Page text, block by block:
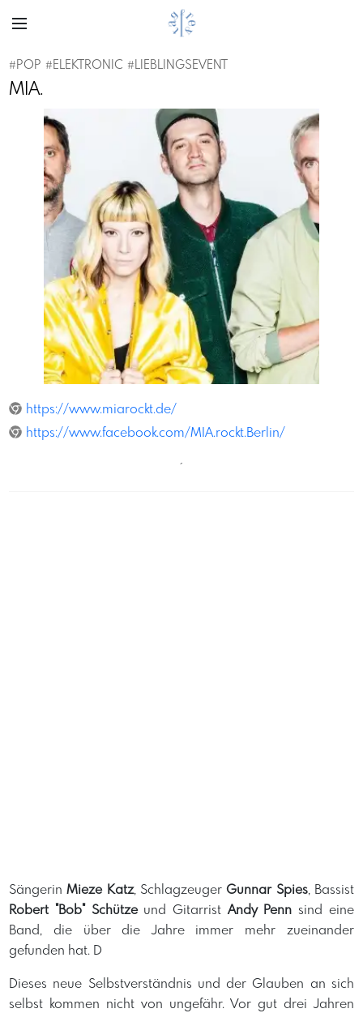
#POP #ELEKTRONIC #LIEBLINGSEVENT
MIA.
Previous Next
https://www.miarockt.de/
https://www.facebook.com/MIA.rockt.Berlin/
´
SängerinMieze Katz, SchlagzeugerGunnar Spies, Bassist
Robert "Bob" Schützeund Gitarrist Andy Penn sind eine
Band, die über die Jahre immer mehr zueinander
gefunden hat. D
Dieses neue Selbstverständnis und der Glauben an sich
selbst kommen nicht von ungefähr. Vor gut drei Jahren